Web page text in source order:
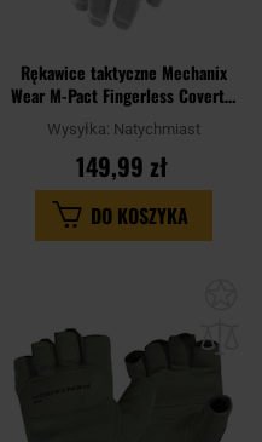
Rękawice taktyczne Mechanix
Wear M-Pact Fingerless Covert -
Black
Wysyłka: Natychmiast
149,99 zł
DO KOSZYKA
schowka